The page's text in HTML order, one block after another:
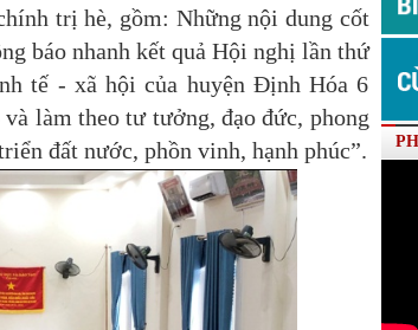
trị hè, gồm: Những nội dung cốt
báo nhanh kết quả Hội nghị lần thứ
tế - xã hội của huyện Định Hóa 6
làm theo tư tưởng, đạo đức, phong
đất nước, phồn vinh, hạnh phúc”.